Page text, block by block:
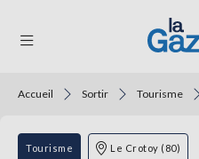
THÉMATIQUES
Accueil Sortir Tourisme
Tourisme Le Crotoy (80)